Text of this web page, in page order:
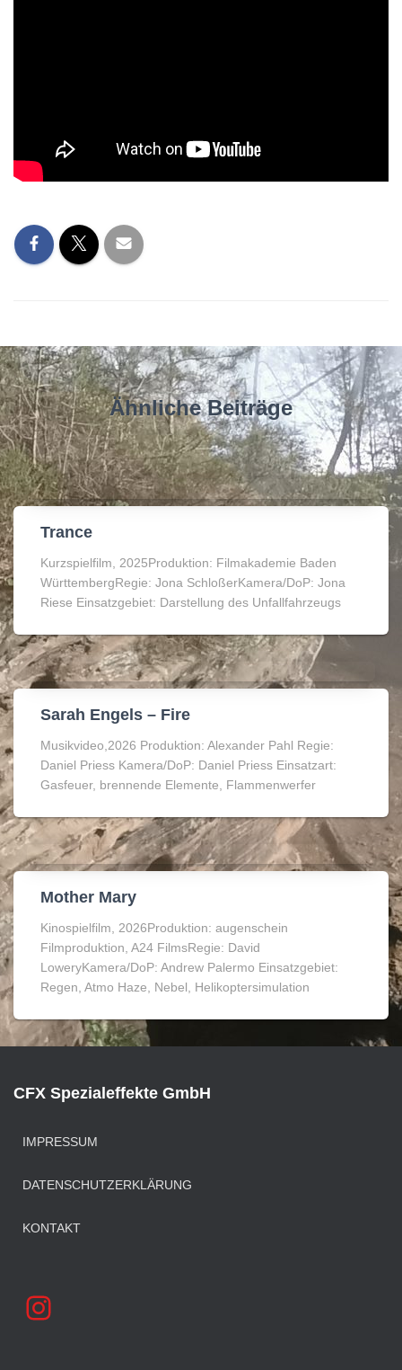
Ähnliche Beiträge
Trance
Kurzspielfilm, 2025Produktion: Filmakademie Baden
WürttembergRegie: Jona SchloßerKamera/DoP: Jona
Riese Einsatzgebiet: Darstellung des Unfallfahrzeugs
Sarah Engels – Fire
Musikvideo,2026 Produktion: Alexander Pahl Regie:
Daniel Priess Kamera/DoP: Daniel Priess Einsatzart:
Gasfeuer, brennende Elemente, Flammenwerfer
Mother Mary
Kinospielfilm, 2026Produktion: augenschein
Filmproduktion, A24 FilmsRegie: David
LoweryKamera/DoP: Andrew Palermo Einsatzgebiet:
Regen, Atmo Haze, Nebel, Helikoptersimulation
CFX Spezialeffekte GmbH
IMPRESSUM
DATENSCHUTZERKLÄRUNG
KONTAKT